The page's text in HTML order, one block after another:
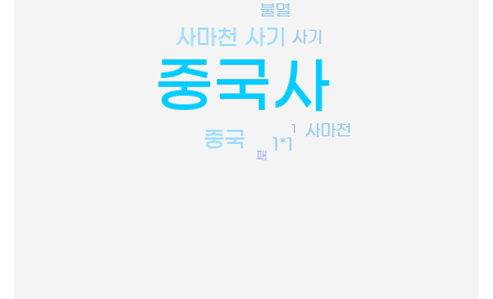
중국사
사마천 사기
중국 1*1
불멸
사기
사마천
1
패